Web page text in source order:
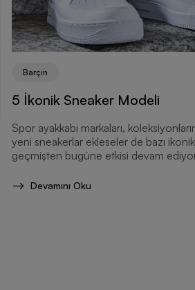
Barçın
5 İkonik Sneaker Modeli
Spor ayakkabı markaları,
yeni sneakerlar ekleseler de bazı
geçmişten bugüne etkisi devam
Devamını Oku